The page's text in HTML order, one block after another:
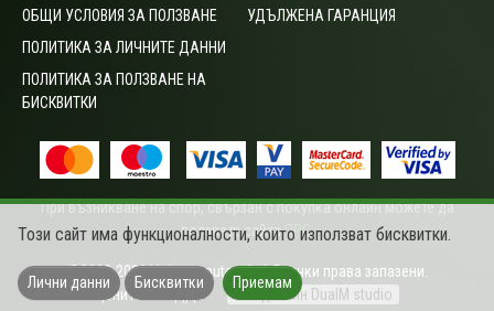
ОБЩИ УСЛОВИЯ ЗА ПОЛЗВАНЕ
ПОЛИТИКА ЗА ЛИЧНИТЕ ДАННИ
ПОЛИТИКА ЗА ПОЛЗВАНЕ НА
БИСКВИТКИ
УДЪЛЖЕНА ГАРАНЦИЯ
При възникване на спор, свързан с покупка онлайн можете да
ползвате сайтаОРС.
©2003-2026 Vali computers Ltd. Всички права запазени.
Цените са с ДДС
Уеб дизайн DualM studio
Този сайт има функционалности, които използват бисквитки.
Лични данни Бисквитки Приемам